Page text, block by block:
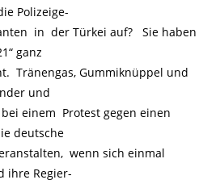
Polizeige-
in der Türkei auf? Sie haben
ganz
Tränengas, Gummiknüppel und
und
einem Protest gegen einen
deutsche
wenn sich einmal
ihre Regier-